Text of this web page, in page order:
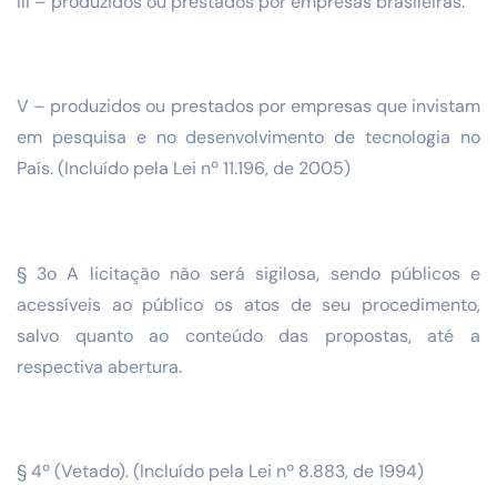
V – produzidos ou prestados por empresas que invistam
em pesquisa e no desenvolvimento de tecnologia no
País. (Incluído pela Lei nº 11.196, de 2005)
§ 3o A licitação não será sigilosa, sendo públicos e
acessíveis ao público os atos de seu procedimento,
salvo quanto ao conteúdo das propostas, até a
respectiva abertura.
§ 4º (Vetado). (Incluído pela Lei nº 8.883, de 1994)